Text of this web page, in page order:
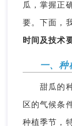
瓜，掌握正
要。下面，
时间及技术
一、种
甜瓜的种
区的气候条
种植季节，